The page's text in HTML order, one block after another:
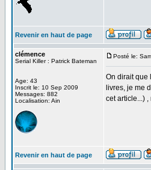
Revenir en haut de page
clémence
Serial Killer : Patrick Bateman
Age: 43
Inscrit le: 10 Sep 2009
Messages: 882
Localisation: Ain
Posté le:
On dirait que
livres, je me
cet article...)
Revenir en haut de page